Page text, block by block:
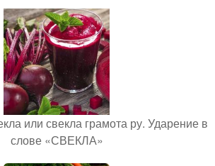
или свекла грамота ру. Ударение в
слове «СВЕКЛА»